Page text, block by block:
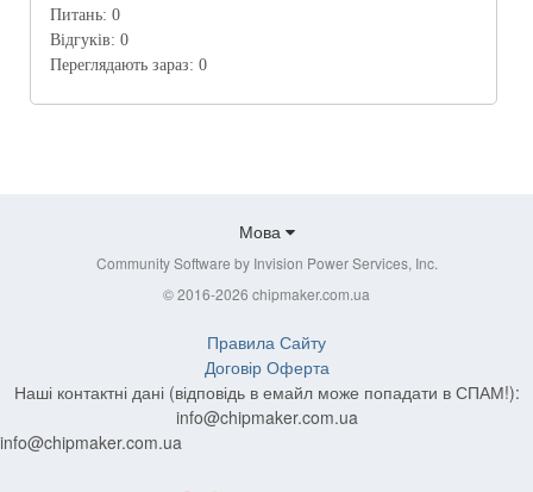
Питань: 0
Відгуків: 0
Переглядають зараз: 0
Мова
Community Software by Invision Power Services, Inc.
© 2016-2026 chipmaker.com.ua
Правила Сайту
Договір Оферта
Наші контактні дані (відповідь в емайл може попадати в СПАМ!):
info@chipmaker.com.ua
info@chipmaker.com.ua